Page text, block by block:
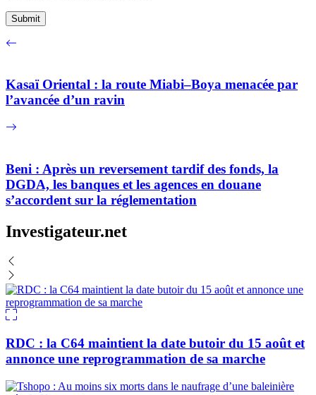
Kasaï Oriental : la route Miabi–Boya menacée par
l’avancée d’un ravin
Beni : Après un reversement tardif des fonds, la
DGDA, les banques et les agences en douane
s’accordent sur la réglementation
Investigateur.net
RDC : la C64 maintient la date butoir du 15 août et
annonce une reprogrammation de sa marche